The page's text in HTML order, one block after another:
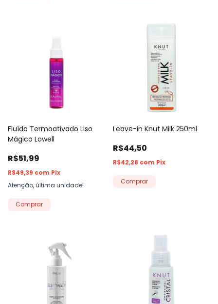
Fluído Termoativado Liso
Mágico Lowell
R$51,99
R$49,39 com Pix
Atenção, última unidade!
Comprar
Leave-in Knut Milk 250ml
R$44,50
R$42,28 com Pix